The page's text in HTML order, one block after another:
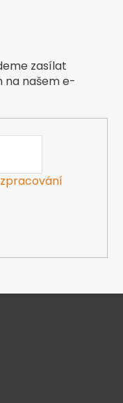
zasílat
na našem e-
zpracování